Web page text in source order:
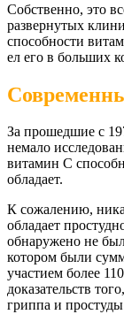
Собственно, это
развернутых
способности
ел его в больших
За прошедшие с
немало
витамин С
обладает.
К сожалению,
обладает
обнаружено не
котором были
участием более
доказательств
гриппа и